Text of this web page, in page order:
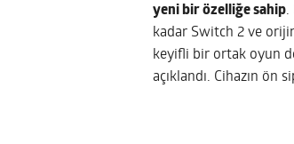
yeni bir özelliğe sahip.
kadar Switch 2 ve
keyifli bir ortak oyun
açıklandı. Cihazın ön